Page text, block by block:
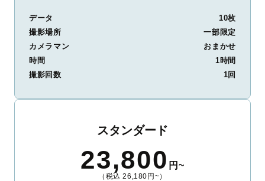
データ
10枚
撮影場所
一部限定
カメラマン
おまかせ
時間
1時間
撮影回数
1回
スタンダード
23,800 円~
（税込 26,180円~）